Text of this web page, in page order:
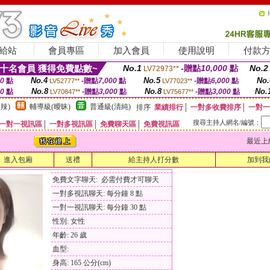
站 會員專區 加入會員 使用說明 付款
名會員 獲得免費點數~ No.1 LV72973** -贈點10,000 點 No.2
點 No.4 LV52777** -贈點7,000點 No.5 LV77023** -贈點6,000點
點 No.8 LV70847** -贈點3,000 點 No.8 LV75677** -贈點3,000點
) 輔導級(曖昧) 普通級(清純) 排序 業績排行│ 一對多收費排序
一對
對一視訊區
一對多視訊區 免費聊天區 免費視訊區 搜尋主持人網名/編號：
最近上
進入包廂 送禮 給主持人打分數 加到
免費文字聊天: 必需付費才可聊天
一對多視訊聊天: 每分鐘 8 點
一對一視訊聊天: 每分鐘 30 點
性別: 女性
年齡: 26 歲
血型:
身高: 165 公分(cm)